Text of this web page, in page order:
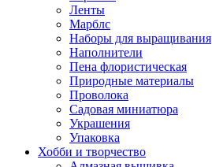
Ленты
Марблс
Наборы для выращивания
Наполнители
Пена флористическая
Природные материалы
Проволока
Садовая миниатюра
Украшения
Упаковка
Хобби и творчество